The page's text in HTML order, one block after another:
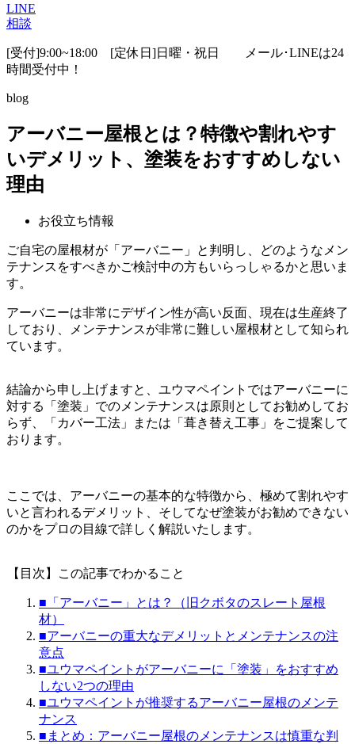
LINE
相談
[受付]9:00~18:00 [定休日]日曜・祝日
メール･LINEは24
時間受付中！
blog
アーバニー屋根とは？特徴や割れやす
いデメリット、塗装をおすすめしない
理由
お役立ち情報
ご自宅の屋根材が「アーバニー」と判明し、どのようなメン
テナンスをすべきかご検討中の方もいらっしゃるかと思いま
す。
アーバニーは非常にデザイン性が高い反面、現在は生産終了
しており、メンテナンスが非常に難しい屋根材として知られ
ています。
結論から申し上げますと、ユウマペイントではアーバニーに
対する「塗装」でのメンテナンスは原則としてお勧めしてお
らず 、「カバー工法」または「葺き替え工事」をご提案して
おります。
ここでは、アーバニーの基本的な特徴から、極めて割れやす
いと言われるデメリット、そしてなぜ塗装がお勧めできない
のかをプロの目線で詳しく解説いたします。
【目次】この記事でわかること
■「アーバニー」とは？（旧クボタのスレート屋根
材）
■アーバニーの重大なデメリットとメンテナンスの注
意点
■ユウマペイントがアーバニーに「塗装」をおすすめ
しない2つの理由
■ユウマペイントが推奨するアーバニー屋根のメンテ
ナンス
■まとめ：アーバニー屋根のメンテナンスは慎重な判